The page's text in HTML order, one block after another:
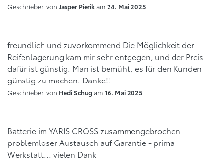
Geschrieben von Jasper Pierikam 24. Mai 2025
freundlich und zuvorkommend Die Möglichkeit der
Reifenlagerung kam mir sehr entgegen, und der Preis
dafür ist günstig. Man ist bemüht, es für den Kunden
günstig zu machen. Danke!!
Geschrieben von Hedi Schugam 16. Mai 2025
Batterie im YARIS CROSS zusammengebrochen-
problemloser Austausch auf Garantie - prima
Werkstatt... vielen Dank